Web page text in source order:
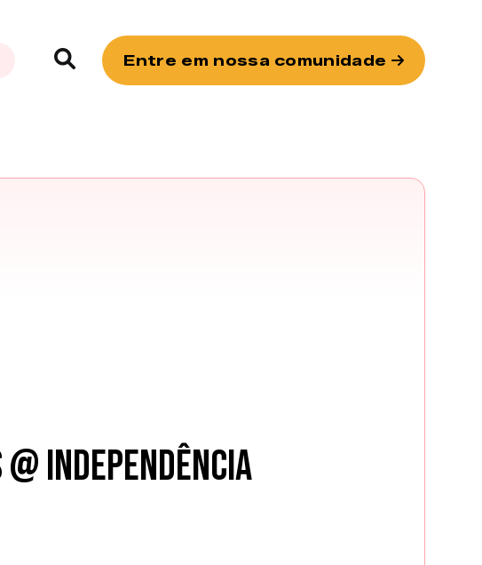
Entre em nossa comunidade
Independência